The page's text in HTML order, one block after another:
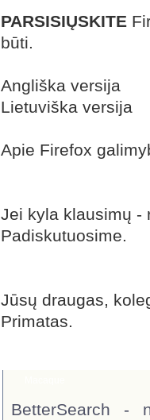
PARSISIŲSKITE
būti.
Angliška versija
Lietuviška versija
Apie Firefox
Jei kyla klausimų -
Padiskutuosime.
Jūsų draugas,
Primatas.
BetterSearch -